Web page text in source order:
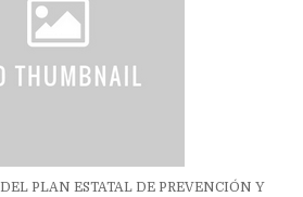
PLAN ESTATAL DE PREVENCIÓN Y